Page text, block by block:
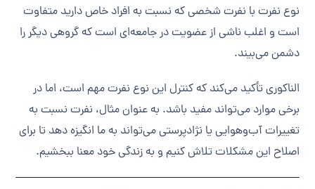
نوع نفرت با نفرت شخصی که نسبت به افراد خاص دارید متفاوت
است و اغلب ناشی از عضویت در جامعه‌ای است که گروهی دیگر را
دشمن می‌بیند.
الناکوری تأکید می‌کند که کنترل این نوع نفرت مهم است، اما در
برخی موارد می‌تواند مفید باشد. به عنوان مثال، نفرت نسبت به
تغییرات آب‌وهوایی یا نژادپرستی می‌تواند به ما انگیزه دهد تا برای
اصلاح این مشکلات تلاش کنیم و به زندگی خود معنا ببخشیم.